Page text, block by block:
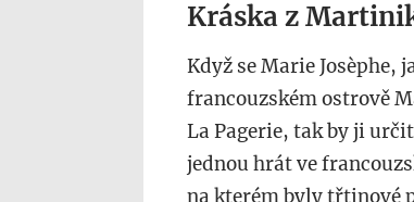
Kráska z
Když se Marie Josèphe,
francouzském ostrově
La Pagerie, tak by ji
jednou hrát ve
na kterém byly třtinové